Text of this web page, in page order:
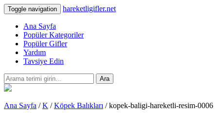
Toggle navigation hareketligifler.net
Ana Sayfa
Popüler Kategoriler
Popüler Gifler
Yardım
Tavsiye Edin
Ara
Ana Sayfa /K /Köpek Balıkları / kopek-baligi-hareketli-resim-0006